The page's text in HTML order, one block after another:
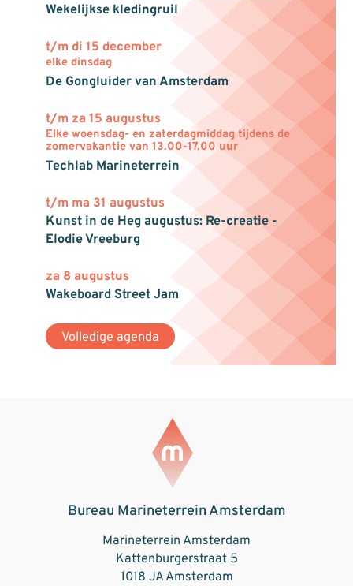
Wekelijkse kledingruil
t/m di 15 december
elke dinsdag
De Gongluider van Amsterdam
t/m za 15 augustus
Elke woensdag- en zaterdagmiddag tijdens de
zomervakantie van 13.00-17.00 uur
Techlab Marineterrein
t/m ma 31 augustus
Kunst in de Heg augustus: Re-creatie -
Elodie Vreeburg
za 8 augustus
Wakeboard Street Jam
Volledige agenda
Bureau Marineterrein Amsterdam
Marineterrein Amsterdam
Kattenburgerstraat 5
1018 JA Amsterdam